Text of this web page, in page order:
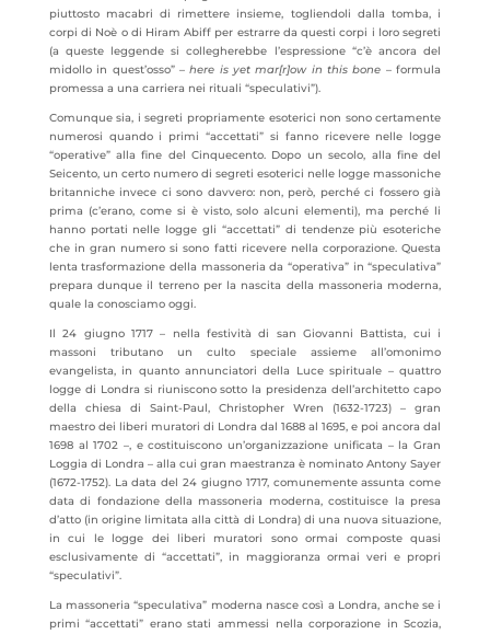
piuttosto macabri di rimettere insieme, togliendoli dalla tomba, i
corpi di Noè o di Hiram Abiff per estrarre da questi corpi i loro segreti
(a queste leggende si collegherebbe l’espressione “c’è ancora del
midollo in quest’osso” –here is yet mar[r]ow in this bone – formula
promessa a una carriera nei rituali “speculativi”).
Comunque sia, i segreti propriamente esoterici non sono certamente
numerosi quando i primi “accettati” si fanno ricevere nelle logge
“operative” alla fine del Cinquecento. Dopo un secolo, alla fine del
Seicento, un certo numero di segreti esoterici nelle logge massoniche
britanniche invece ci sono davvero: non, però, perché ci fossero già
prima (c’erano, come si è visto, solo alcuni elementi), ma perché li
hanno portati nelle logge gli “accettati” di tendenze più esoteriche
che in gran numero si sono fatti ricevere nella corporazione. Questa
lenta trasformazione della massoneria da “operativa” in “speculativa”
prepara dunque il terreno per la nascita della massoneria moderna,
quale la conosciamo oggi.
Il 24 giugno 1717 – nella festività di san Giovanni Battista, cui i
massoni tributano un culto speciale assieme all’omonimo
evangelista, in quanto annunciatori della Luce spirituale – quattro
logge di Londra si riuniscono sotto la presidenza dell’architetto capo
della chiesa di Saint-Paul, Christopher Wren (1632-1723) – gran
maestro dei liberi muratori di Londra dal 1688 al 1695, e poi ancora dal
1698 al 1702 –, e costituiscono un’organizzazione unificata – la Gran
Loggia di Londra – alla cui gran maestranza è nominato Antony Sayer
(1672-1752). La data del 24 giugno 1717, comunemente assunta come
data di fondazione della massoneria moderna, costituisce la presa
d’atto (in origine limitata alla città di Londra) di una nuova situazione,
in cui le logge dei liberi muratori sono ormai composte quasi
esclusivamente di “accettati”, in maggioranza ormai veri e propri
“speculativi”.
La massoneria “speculativa” moderna nasce così a Londra, anche se i
primi “accettati” erano stati ammessi nella corporazione in Scozia,